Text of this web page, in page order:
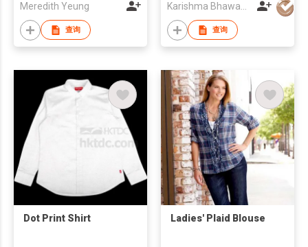
Meredith Yeung
查询
Karishma Bhawani Exports
查询
Dot Print Shirt Ladies' Plaid Blouse